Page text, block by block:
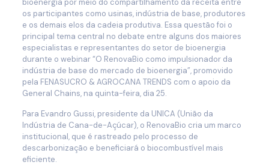
bioenergia por meio do compartilhamento da receita entre
os participantes como usinas, indústria de base, produtores
e os demais elos da cadeia produtiva. Essa questão foi o
principal tema central no debate entre alguns dos maiores
especialistas e representantes do setor de bioenergia
durante o webinar “O RenovaBio como impulsionador da
indústria de base do mercado de bioenergia”, promovido
pela FENASUCRO & AGROCANA TRENDS com o apoio da
General Chains, na quinta-feira, dia 25.
Para Evandro Gussi, presidente da UNICA (União da
Indústria de Cana-de-Açúcar), o RenovaBio cria um marco
institucional, que é rastreado pelo processo de
descarbonização e beneficiará o biocombustível mais
eficiente.